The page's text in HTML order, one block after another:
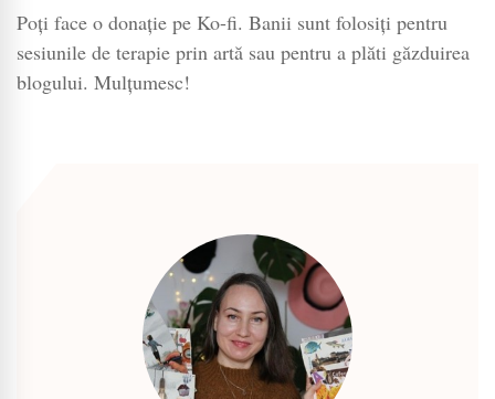
Poți face o donație pe Ko-fi. Banii sunt folosiți pentru
sesiunile de terapie prin artă sau pentru a plăti găzduirea
blogului. Mulțumesc!